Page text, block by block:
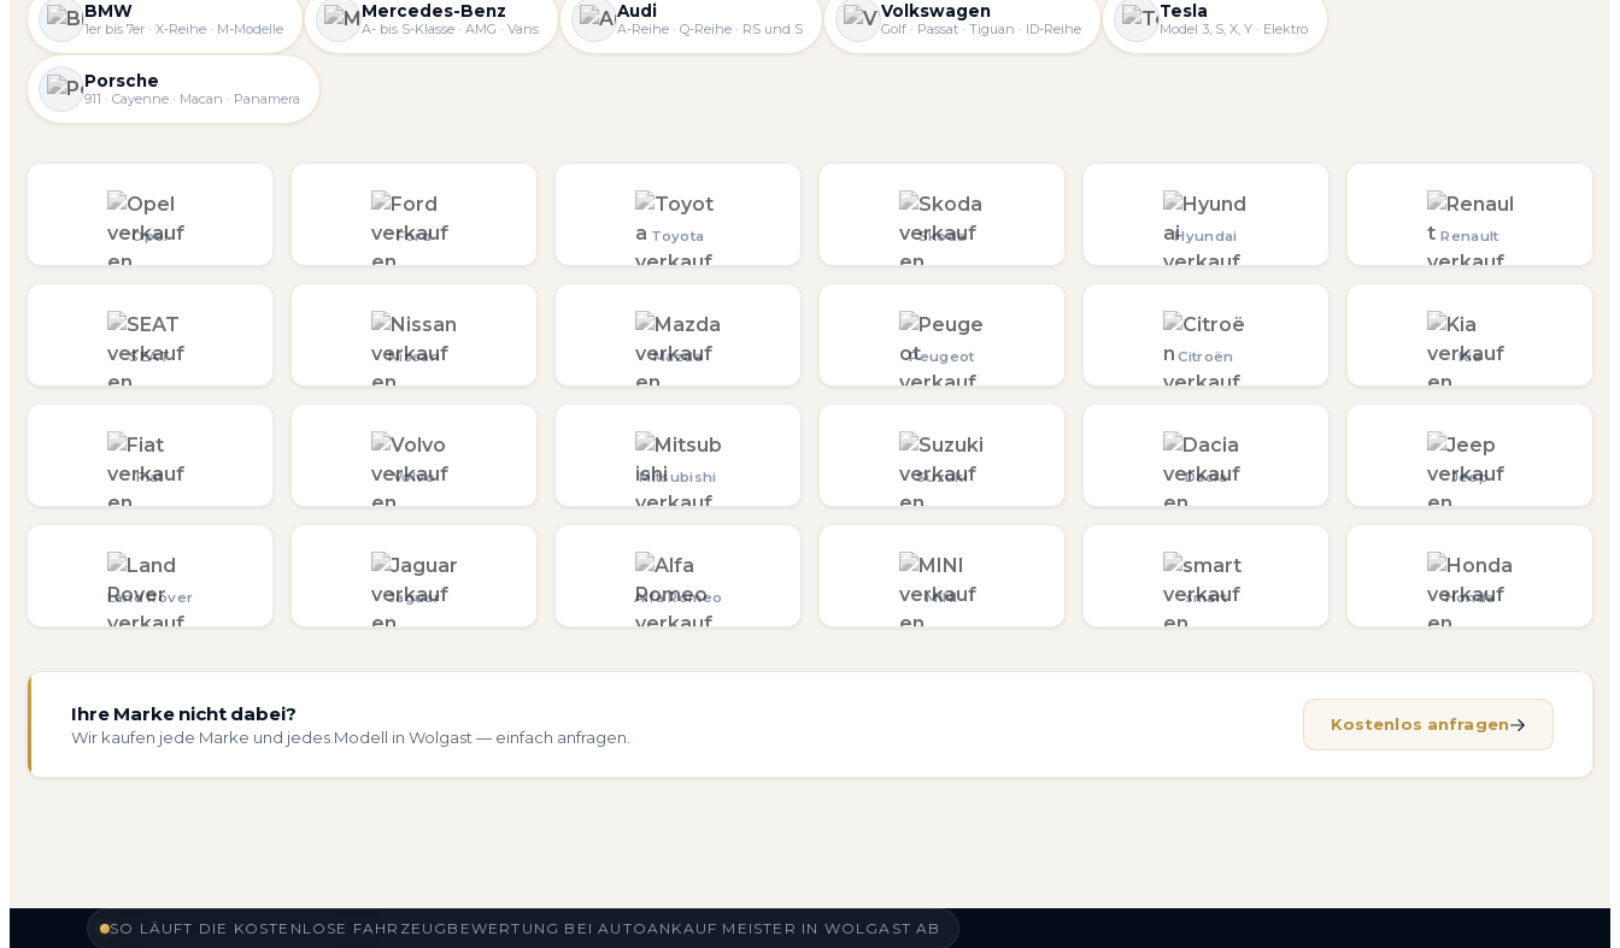
BMW
1er bis 7er · X-Reihe · M-Modelle
Mercedes-Benz
A- bis S-Klasse · AMG · Vans
Audi
A-Reihe · Q-Reihe · RS und S
Volkswagen
Golf · Passat · Tiguan · ID-Reihe
Tesla
Model 3, S, X, Y · Elektro
Porsche
911 · Cayenne · Macan · Panamera
Opel Ford Toyota Skoda Hyundai Renault
SEAT Nissan Mazda Peugeot Citroën Kia
Fiat Volvo Mitsubishi Suzuki Dacia Jeep
Land Rover Jaguar Alfa Romeo MINI smart Honda
Ihre Marke nicht dabei?
Wir kaufen jede Marke und jedes Modell in Wolgast — einfach anfragen.
Kostenlos anfragen
SO LÄUFT DIE KOSTENLOSE FAHRZEUGBEWERTUNG BEI AUTOANKAUF MEISTER IN WOLGAST AB